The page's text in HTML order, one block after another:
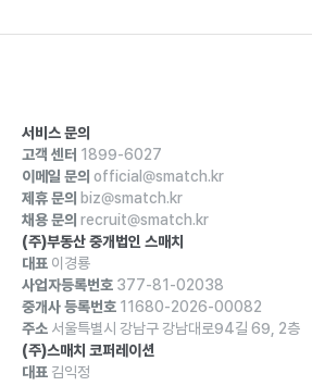
서비스 문의
고객 센터 1899-6027
이메일 문의 official@smatch.kr
제휴 문의 biz@smatch.kr
채용 문의 recruit@smatch.kr
(주)부동산 중개법인 스매치
대표 이경룡
사업자등록번호 377-81-02038
중개사 등록번호 11680-2026-00082
주소 서울특별시 강남구 강남대로94길 69, 2층
(주)스매치 코퍼레이션
대표 김익정